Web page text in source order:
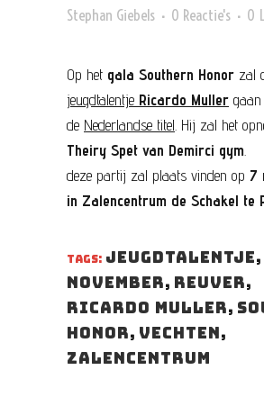
Stephan Giebels
0 Reactie's 0
Op het gala Southern Honor zal
jeugdtalentje Ricardo Muller
de Nederlandse titel . Hij zal het
Theiry Spet van Demirci gym
deze partij zal plaats vinden op 7
in Zalencentrum de Schakel te
TAGS: jeugdtalentje,
november, Reuver,
Ricardo Muller,
Honor, vechten,
zalencentrum